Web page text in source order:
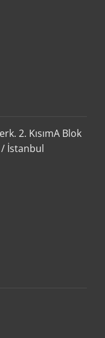
2. KısımA Blok
İstanbul